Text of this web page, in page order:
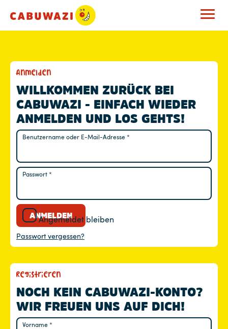
M
E
N
O
T
O
Anmelden
WILLKOMMEN ZURÜCK BEI
CABUWAZI - EINFACH WIEDER
ANMELDEN UND LOS GEHTS!
Benutzername oder E-Mail-Adresse*
Passwort*
Angemeldet bleiben
ANMELDEN
Passwort vergessen?
Registrieren
NOCH KEIN CABUWAZI-KONTO?
WIR FREUEN UNS AUF DICH!
Vorname*